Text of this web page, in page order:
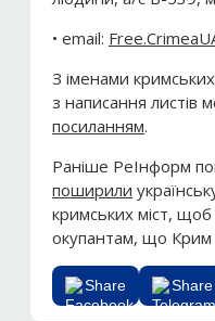
• email:
З іменами кримських
з написання листів
посиланням.
Раніше РеІнформ
поширили
кримських міст,
окупантам, що Крим
Share Share